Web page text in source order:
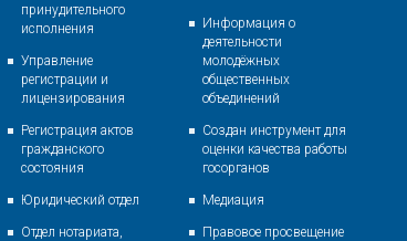
принудительного
исполнения
Управление
регистрации и
лицензирования
Регистрация актов
гражданского
состояния
Юридический отдел
Отдел нотариата,
Информация о
деятельности
молодёжных
общественных
объединений
Создан инструмент для
оценки качества работы
госорганов
Медиация
Правовое просвещение